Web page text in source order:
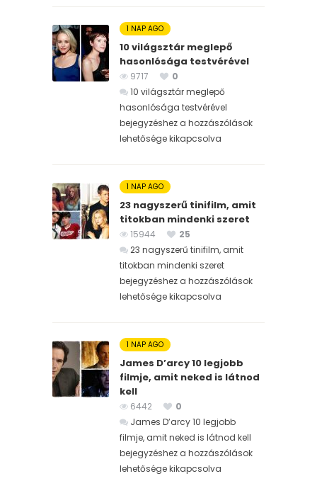
1 NAP AGO
10 világsztár meglepő
hasonlósága testvérével
9717
0
10 világsztár meglepő
hasonlósága testvérével
bejegyzéshez a hozzászólások
lehetősége kikapcsolva
1 NAP AGO
23 nagyszerű tinifilm, amit
titokban mindenki szeret
15944
25
23 nagyszerű tinifilm, amit
titokban mindenki szeret
bejegyzéshez a hozzászólások
lehetősége kikapcsolva
1 NAP AGO
James D’arcy 10 legjobb
filmje, amit neked is látnod
kell
6442
0
James D’arcy 10 legjobb
filmje, amit neked is látnod kell
bejegyzéshez a hozzászólások
lehetősége kikapcsolva